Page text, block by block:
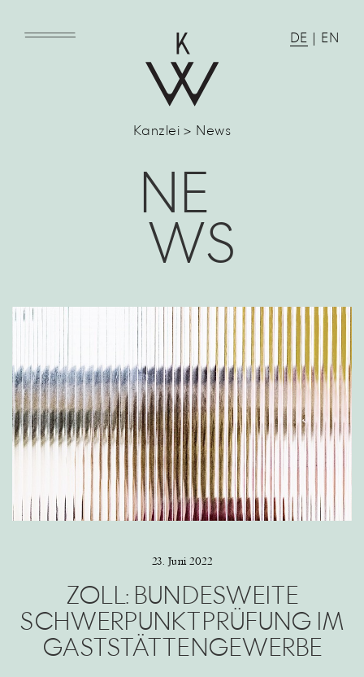
DE EN
Kanzlei > News
NE
WS
23. Juni 2022
ZOLL: BUNDESWEITE
SCHWERPUNKTPRÜFUNG IM
GASTSTÄTTENGEWERBE